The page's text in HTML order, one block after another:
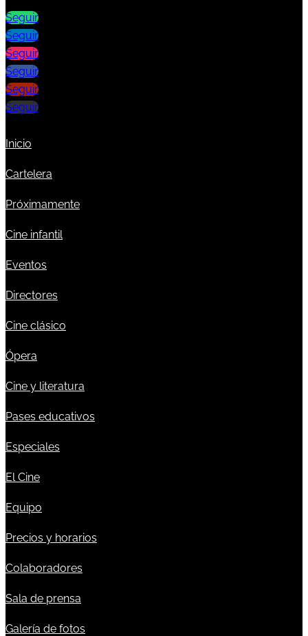
Seguir
Seguir
Seguir
Seguir
Seguir
Seguir
Inicio
Cartelera
Próximamente
Cine infantil
Eventos
Directores
Cine clásico
Ópera
Cine y literatura
Pases educativos
Especiales
El Cine
Equipo
Precios y horarios
Colaboradores
Sala de prensa
Galería de fotos